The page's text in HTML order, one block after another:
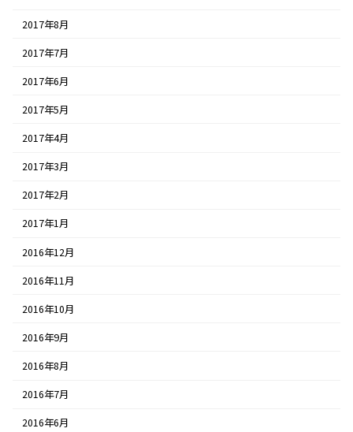
2017年8月
2017年7月
2017年6月
2017年5月
2017年4月
2017年3月
2017年2月
2017年1月
2016年12月
2016年11月
2016年10月
2016年9月
2016年8月
2016年7月
2016年6月